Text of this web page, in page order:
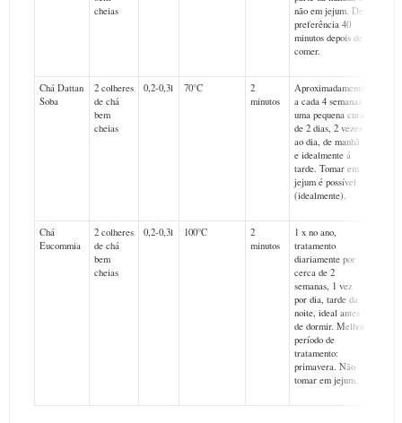
cheias
não em jejum. De
preferência 40
minutos depois de
comer.
Chá Dattan
Soba
2 colheres
de chá
bem
cheias
0,2-0,3l 70°C
2
minutos
Aproximadamente
a cada 4 semanas
uma pequena cura
de 2 dias, 2 vezes
ao dia, de manhã
e idealmente á
tarde. Tomar em
jejum é possível
(idealmente).
Chá
Eucommia
2 colheres
de chá
bem
cheias
0,2-0,3l 100°C
2
minutos
1 x no ano,
tratamento
diariamente por
cerca de 2
semanas, 1 vez
por dia, tarde da
noite, ideal antes
de dormir. Melhor
período de
tratamento:
primavera. Não
tomar em jejum.